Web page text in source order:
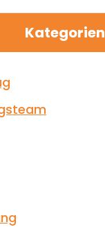
Kategorien